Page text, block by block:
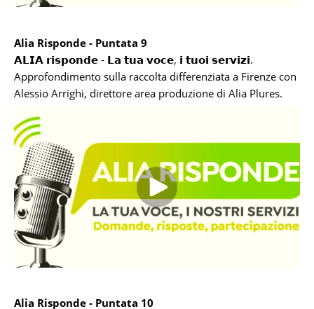
Alia Risponde - Puntata 9
𝗔𝗟𝗜𝗔 𝗿𝗶𝘀𝗽𝗼𝗻𝗱𝗲 - 𝗟𝗮 𝘁𝘂𝗮 𝘃𝗼𝗰𝗲, 𝗶 𝘁𝘂𝗼𝗶 𝘀𝗲𝗿𝘃𝗶𝘇𝗶.
Approfondimento sulla raccolta differenziata a Firenze con
Alessio Arrighi, direttore area produzione di Alia Plures.
Alia Risponde - Puntata 10